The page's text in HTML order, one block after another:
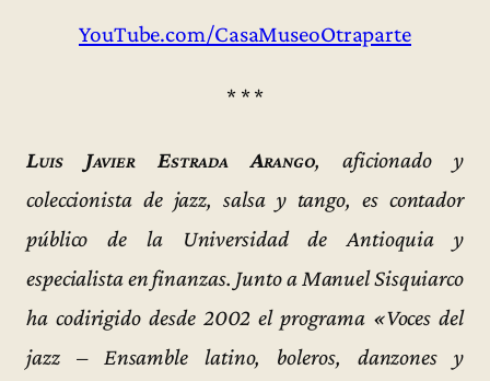
YouTube.com/CasaMuseoOtraparte
* * *
Luis Javier Estrada Arango, aficionado y
coleccionista de jazz, salsa y tango, es contador
público de la Universidad de Antioquia y
especialista en finanzas. Junto a Manuel Sisquiarco
ha codirigido desde 2002 el programa «Voces del
jazz – Ensamble latino, boleros, danzones y